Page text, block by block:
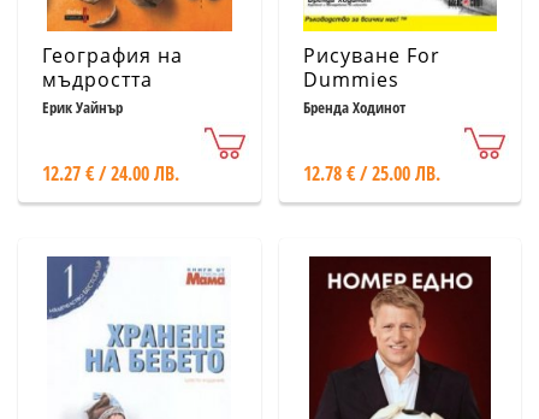
География на
мъдростта
Ерик Уайнър
12.27 € / 24.00 ЛВ.
Рисуване For
Dummies
Бренда Ходинот
12.78 € / 25.00 ЛВ.